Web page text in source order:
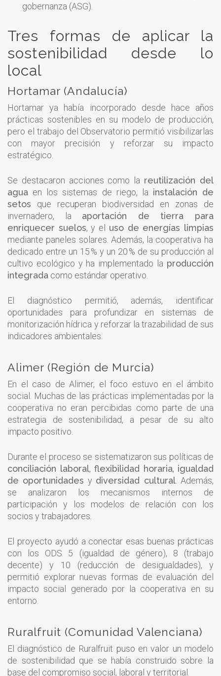
gobernanza (ASG).
Tres formas de aplicar la
sostenibilidad desde lo
local
Hortamar (Andalucía)
Hortamar ya había incorporado desde hace años
prácticas sostenibles en su modelo de producción,
pero el trabajo del Observatorio permitió visibilizarlas
con mayor precisión y reforzar su impacto
estratégico.
Se destacaron acciones como la reutilización del
agua en los sistemas de riego, la instalación de
setos que recuperan biodiversidad en zonas de
invernadero, la aportación de tierra para
enriquecer suelos, y el uso de energías limpias
mediante paneles solares. Además, la cooperativa ha
dedicado entre un 15 % y un 20 % de su producción al
cultivo ecológico y ha implementado la producción
integrada como estándar operativo.
El diagnóstico permitió, además, identificar
oportunidades para profundizar en sistemas de
monitorización hídrica y reforzar la trazabilidad de sus
indicadores ambientales.
Alimer (Región de Murcia)
En el caso de Alimer, el foco estuvo en el ámbito
social. Muchas de las prácticas implementadas por la
cooperativa no eran percibidas como parte de una
estrategia de sostenibilidad, a pesar de su alto
impacto positivo.
Durante el proceso se sistematizaron sus políticas de
conciliación laboral, flexibilidad horaria, igualdad
de oportunidades y diversidad cultural. Además,
se analizaron los mecanismos internos de
participación y los modelos de relación con los
socios y trabajadores.
El proyecto ayudó a conectar esas buenas prácticas
con los ODS 5 (igualdad de género), 8 (trabajo
decente) y 10 (reducción de desigualdades), y
permitió explorar nuevas formas de evaluación del
impacto social generado por la cooperativa en su
entorno.
Ruralfruit (Comunidad Valenciana)
El diagnóstico de Ruralfruit puso en valor un modelo
de sostenibilidad que se había construido sobre la
base del compromiso social, laboral y territorial.